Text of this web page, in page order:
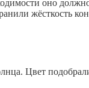
оно
Цвет